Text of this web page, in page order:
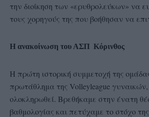
την διοίκηση των «ερυθρολεύκων» να
τους χορηγούς της που βοήθησαν να
Η ανακοίνωση του ΑΣΠ Κόρινθος
Η πρώτη ιστορική συμμετοχή της
πρωτάθλημα της Volleyleague
ολοκληρωθεί. Βρεθήκαμε στην ένατη
βαθμολογίας και πετύχαμε το στόχο